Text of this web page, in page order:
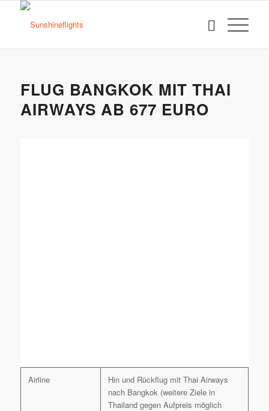
FLUG BANGKOK MIT THAI
AIRWAYS AB 677 EURO
Airline
Hin und Rückflug mit Thai Airways
nach Bangkok (weitere Ziele in
Thailand gegen Aufpreis möglich